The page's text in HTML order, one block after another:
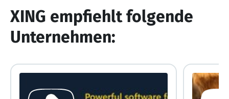
XING empfiehlt folgende
Unternehmen: